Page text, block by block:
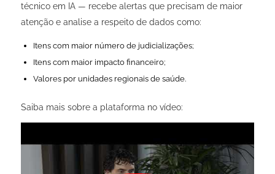
técnico em IA — recebe alertas que precisam de maior
atenção e analise a respeito de dados como:
Itens com maior número de judicializações;
Itens com maior impacto financeiro;
Valores por unidades regionais de saúde.
Saiba mais sobre a plataforma no vídeo: